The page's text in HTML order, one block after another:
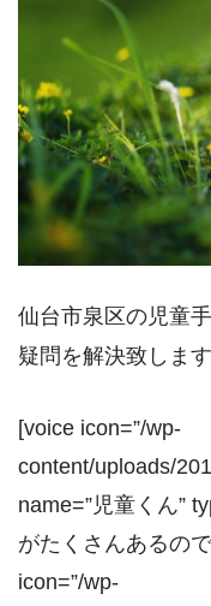
仙台市泉区の児童
疑問を解決致します
[voice icon=”/wp-
content/uploads/
name=”児童くん”
がたくさんあるの
icon=”/wp-